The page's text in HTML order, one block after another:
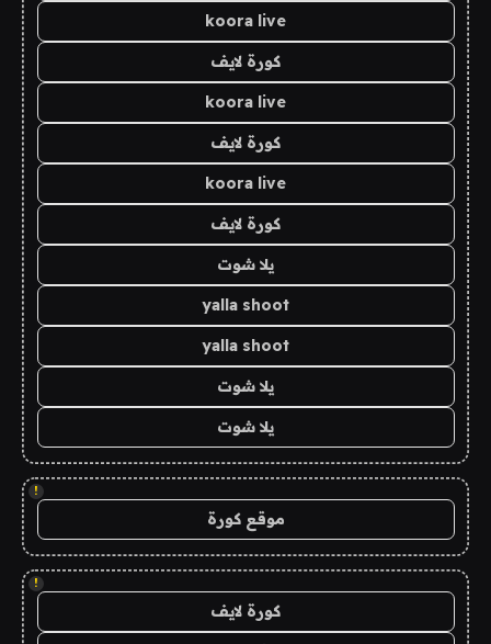
koora live
كورة لايف
koora live
كورة لايف
koora live
كورة لايف
يلا شوت
yalla shoot
yalla shoot
يلا شوت
يلا شوت
!
موقع كورة
!
كورة لايف